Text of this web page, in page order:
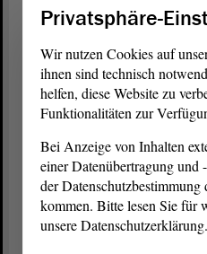
die CDU-Fraktion habe
die Bitte an das
Krankenkassen und mit
Bundesminister
kommen. Es ist, wie in
übergreifender Ansatz
Die Fraktionen CDU, SPD
auch, die Sachsen-Anhalt
Privatsphäre-
Wir nutzen Cookies auf
ihnen sind technisch
helfen, diese Website zu
Funktionalitäten zur
Bei Anzeige von Inhalten
einer Datenübertragung und
der
kommen. Bitte lesen Sie für
unsere Datenschutzerklärung.